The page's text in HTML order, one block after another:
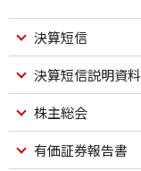
決算短信
決算短信説明資料
株主総会
有価証券報告書